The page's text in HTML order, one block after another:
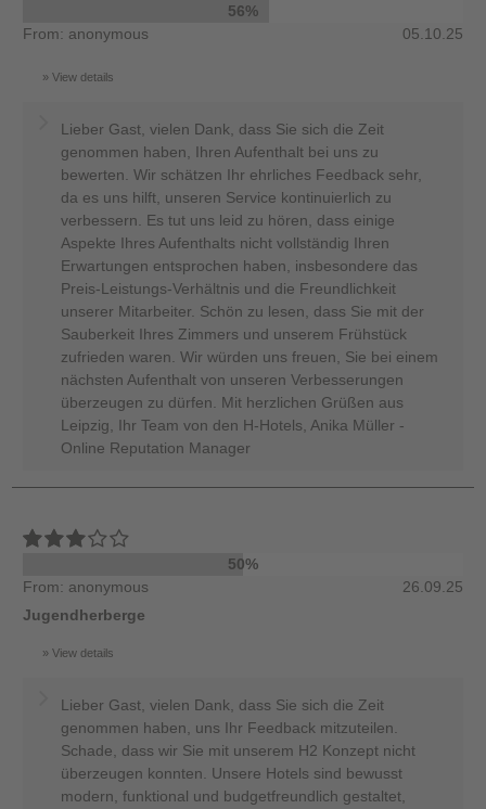
56%
From: anonymous
05.10.25
View details
Lieber Gast, vielen Dank, dass Sie sich die Zeit
genommen haben, Ihren Aufenthalt bei uns zu
bewerten. Wir schätzen Ihr ehrliches Feedback sehr,
da es uns hilft, unseren Service kontinuierlich zu
verbessern. Es tut uns leid zu hören, dass einige
Aspekte Ihres Aufenthalts nicht vollständig Ihren
Erwartungen entsprochen haben, insbesondere das
Preis-Leistungs-Verhältnis und die Freundlichkeit
unserer Mitarbeiter. Schön zu lesen, dass Sie mit der
Sauberkeit Ihres Zimmers und unserem Frühstück
zufrieden waren. Wir würden uns freuen, Sie bei einem
nächsten Aufenthalt von unseren Verbesserungen
überzeugen zu dürfen. Mit herzlichen Grüßen aus
Leipzig, Ihr Team von den H-Hotels, Anika Müller -
Online Reputation Manager
50%
From: anonymous
26.09.25
Jugendherberge
View details
Lieber Gast, vielen Dank, dass Sie sich die Zeit
genommen haben, uns Ihr Feedback mitzuteilen.
Schade, dass wir Sie mit unserem H2 Konzept nicht
überzeugen konnten. Unsere Hotels sind bewusst
modern, funktional und budgetfreundlich gestaltet,